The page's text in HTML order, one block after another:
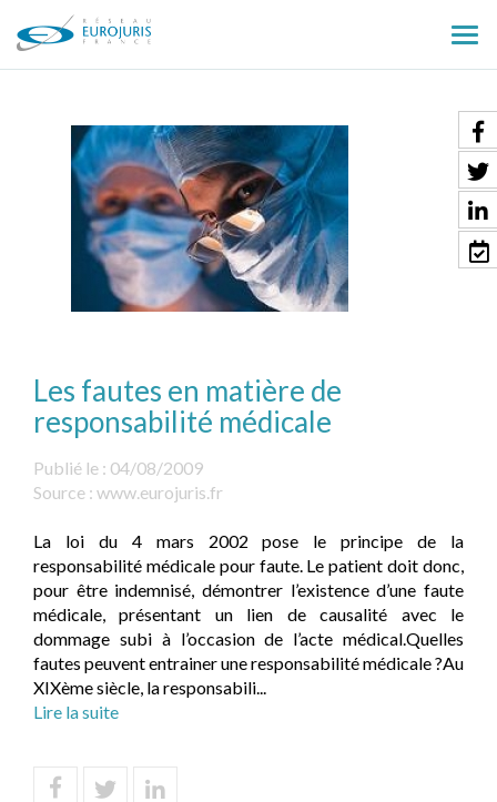
le
Les fautes en matière de
responsabilité médicale
Publié le : 04/08/2009
Source : www.eurojuris.fr
La loi du 4 mars 2002 pose le principe de la
responsabilité médicale pour faute. Le patient doit donc,
pour être indemnisé, démontrer l’existence d’une faute
médicale, présentant un lien de causalité avec le
dommage subi à l’occasion de l’acte médical.Quelles
fautes peuvent entrainer une responsabilité médicale ?Au
XIXème siècle, la responsabili...
Lire la suite